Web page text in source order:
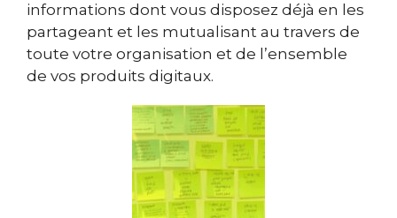
informations dont vous disposez déjà en les
partageant et les mutualisant au travers de
toute votre organisation et de l’ensemble
de vos produits digitaux.